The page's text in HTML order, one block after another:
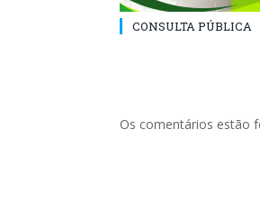
CONSULTA PÚBLICA
Os comentários estão